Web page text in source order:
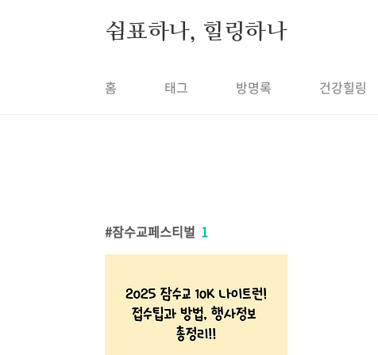
쉼표하나, 힐링하나
홈 태그 방명록 건강힐링
잠수교페스티벌 1